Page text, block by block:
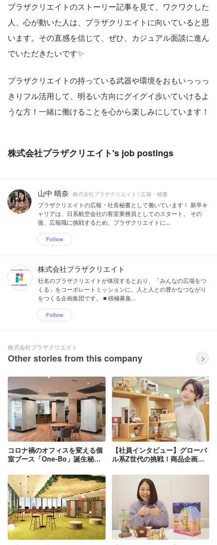
プラザクリエイトのストーリー記事を見て、ワクワクした
人、心が動いた人は、プラザクリエイトに向いていると思
います。その直感を信じて、ぜひ、カジュアル面談に進ん
でいただきたいです✨
プラザクリエイトの持っている武器や環境をおもいっっっ
きりフル活用して、明るい方向にグイグイ歩いていけるよ
うな方！一緒に働けることを心から楽しみにしています！
株式会社プラザクリエイト's job postings
山中 晴奈 株式会社プラザクリエイト / 広報・秘書
プラザクリエイトの広報・社長秘書として働いています！ 新卒キ
ャリアは、日系航空会社の客室乗務員としてのスタート。 その
後、広報職に挑戦するため、プラザクリエイトに...
Follow
株式会社プラザクリエイト
社名のプラザクリエイトが体現するとおり、「みんなの広場をつ
くる」をコーポレートミッションに、人と人との豊かなつながり
をつくる企画集団です。 ■ 積極募集...
Follow
株式会社プラザクリエイト
Other stories from this company
コロナ禍のオフィスを変える個
室ブース「One-Bo」誕生秘
【社員インタビュー】グローバ
ル系Z世代の挑戦！商品企画か
アをカタチに変えていく